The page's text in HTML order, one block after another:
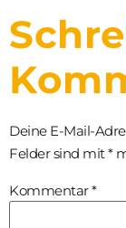
Deine E-Mail-
Felder sind mit*
Kommentar*